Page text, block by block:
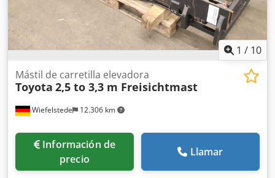
1 / 10
Wiefelstede 12.306 km
Mástil de carretilla elevadora
Toyota 2,5 to 3,3 m Freisichtmast
Información de
precio
Llamar